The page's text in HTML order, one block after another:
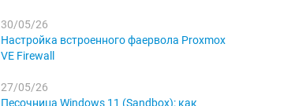
30/05/26
Настройка встроенного фаервола Proxmox
VE Firewall
27/05/26
Песочница Windows 11 (Sandbox): как